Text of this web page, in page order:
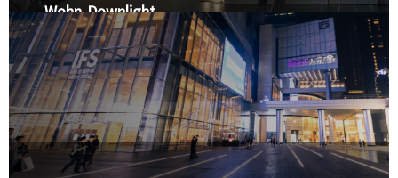
Wohn-Downlight
IC-zertifiziert, verschiedene Farben, runde und quadratische Blende,
flaches Design ermöglicht die Installation der Leuchte in einem
flachen Deckenhohlraum von 50 mm